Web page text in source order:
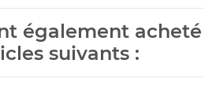
également acheté
suivants :